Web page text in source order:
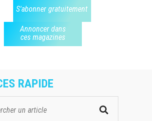
S'abonner gratuitement
Annoncer dans
ces magazines
RAPIDE